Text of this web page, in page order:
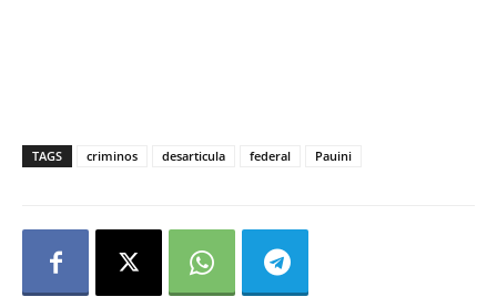
TAGS criminos desarticula federal Pauini